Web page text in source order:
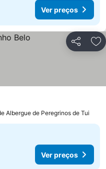
Ver preços
Partilhar
Albergue de Peregrinos de Tui
Ver preços